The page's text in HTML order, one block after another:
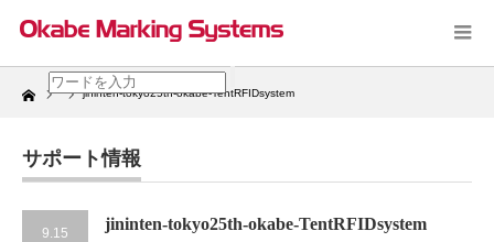
Home jininten-tokyo25th-okabe-TentRFIDsystem
サポート情報
9.15
jininten-tokyo25th-okabe-TentRFIDsystem